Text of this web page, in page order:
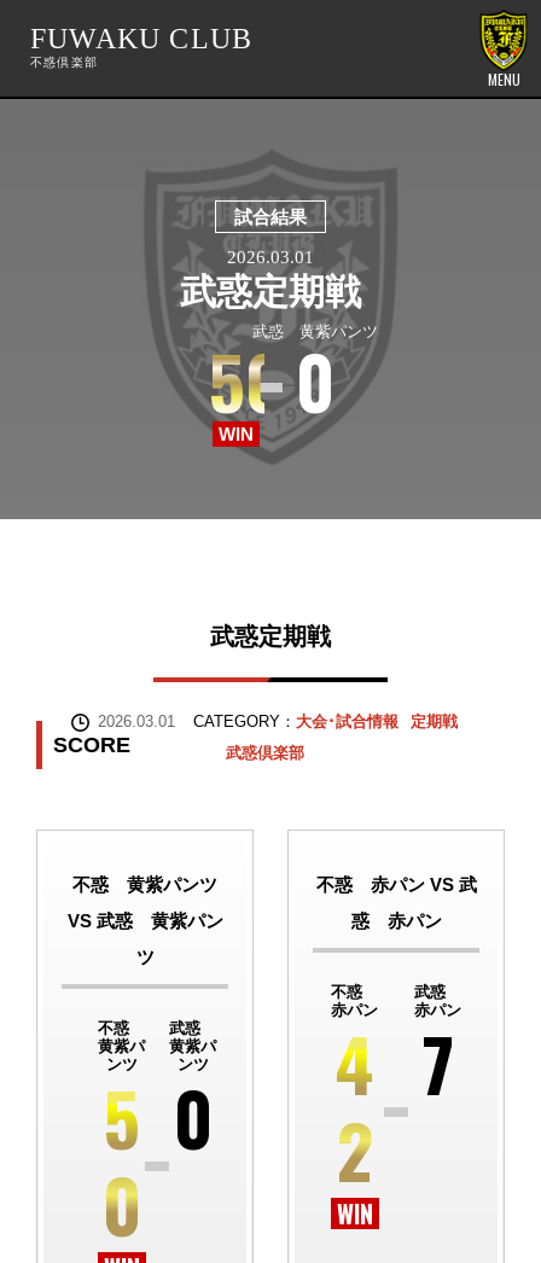
FUWAKU CLUB
MENU
試合結果
2026.03.01
武惑定期戦
不惑 黄紫パンツ
50武惑 黄紫パンツ
0
武惑定期戦
2026.03.01 CATEGORY： 大会･試合情報
定期戦
武惑倶楽部
SCORE
不惑 黄紫パンツ
VS 武惑 黄紫パン
ツ
不惑
黄紫パ
ンツ
武惑
黄紫パ
ンツ
5
0
0
不惑 赤パン VS 武
惑 赤パン
不惑
赤パン
武惑
赤パン
4
2
7